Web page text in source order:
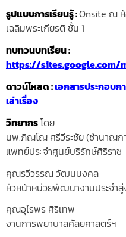
รูปแบบการเรียนรู้:Onsite ณ ห้
เฉลิมพระเกียรติ ชั้น 1
ทบทวนบทเรียน :
https://
ดาวน์โหลด :เอกสารประกอบ
เล่าเรื่อง
วิทยากรโดย
นพ.ภิญโญ ศรีวีระชัย (ชำนาญก
แพทย์ประจำศูนย์บริรักษ์ศิริราช
คุณรวีวรรณ วัฒนมงคล
หัวหน้าหน่วยพัฒนางานประจำสู่
คุณอุไรพร ศิริเทพ
งานการพยาบาลศัลยศาสตร์ฯ